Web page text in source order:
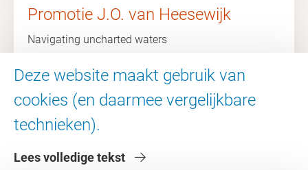
Promotie J.O. van Heesewijk
Navigating uncharted waters
Amsterdam Promoties
16 september 2026
Deze website maakt gebruik van
cookies (en daarmee vergelijkbare
technieken).
Lees volledige tekst